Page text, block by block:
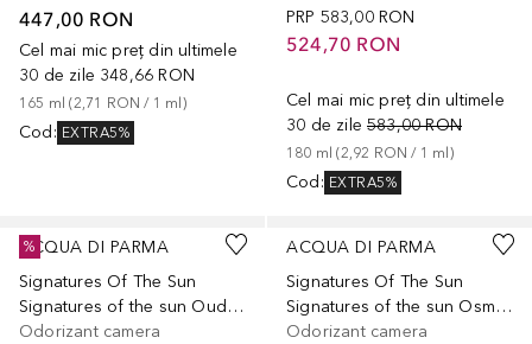
447,00 RON
Cel mai mic preț din ultimele
30 de zile 348,66 RON
165 ml (2,71 RON / 1 ml )
Cod: EXTRA5%
PRP 583,00 RON
524,70 RON
Cel mai mic preț din ultimele
30 de zile 583,00 RON
180 ml (2,92 RON / 1 ml )
Cod: EXTRA5%
ACQUA DI PARMA
Signatures Of The Sun
Signatures of the sun Oud Diffuser
Odorizant camera
%
ACQUA DI PARMA
Signatures Of The Sun
Signatures of the sun Osmanthus Difusser
Odorizant camera